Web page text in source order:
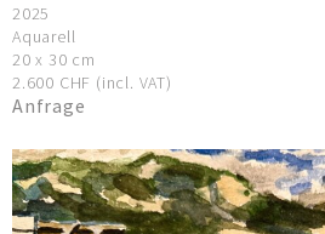
2025
Aquarell
20 x 30 cm
2.600 CHF (incl. VAT)
Anfrage